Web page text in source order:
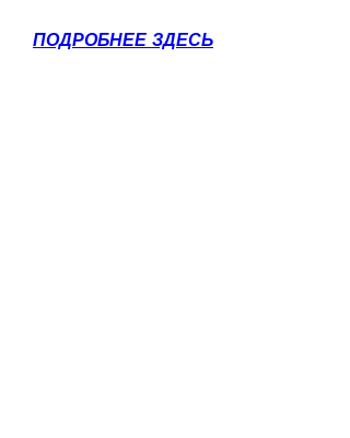
ПОДРОБНЕЕ ЗДЕСЬ